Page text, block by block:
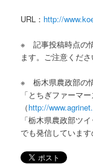
URL： http://
※ 記事投稿時点の
ます。ご注意くださ
※ 栃木県農政部の情
「とちぎファーマ
（http://
「栃木県農政部ツ
でも発信しています